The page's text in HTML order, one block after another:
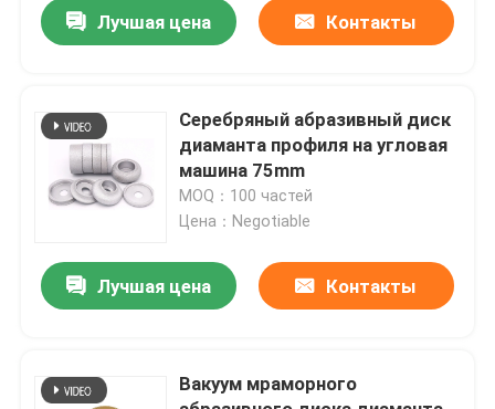
Лучшая цена Контакты
Серебряный абразивный диск
диаманта профиля на угловая
машина 75mm
MOQ：100 частей
Цена：Negotiable
Лучшая цена Контакты
Вакуум мраморного